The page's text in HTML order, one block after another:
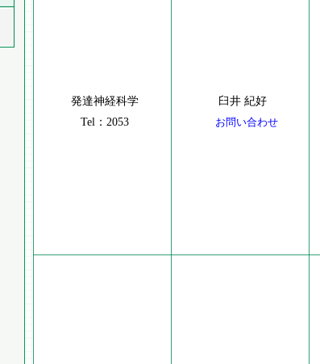
発達神経科学
Tel：2053
臼井 紀好
お問い合わせ